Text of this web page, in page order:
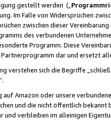
gestellt werden („
Im Falle von Widersprüchen
zwischen dieser
des verbundenen
Programm. Diese
dar und ersetzt
verstehen sich die Begriffe
Amazon oder unsere
und die nicht öffentlich
und verbleiben im alleinigen